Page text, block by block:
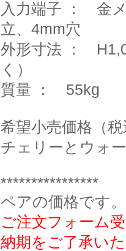
入力端子 ： 金
立、4mm穴
外形寸法 ：
く）
質量 ： 55kg
希望小売価格（
チェリーとウォ
****************
ペアの価格です。
ご注文フォーム
納期をご了承い